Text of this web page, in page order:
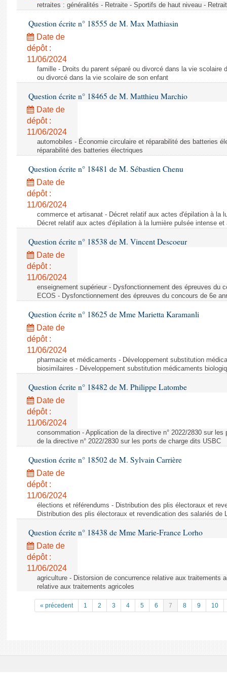
Budget et sécurité sociale
Questions écrites et orales
Comptes rendus des débats
retraites : généralités - Retraite - Sportifs de haut niveau -
Question écrite n° 18555 de M. Max Mathiasin
Date de
dépôt :
11/06/2024
famille - Droits du parent séparé ou divorcé dans la vie scolaire
ou divorcé dans la vie scolaire de son enfant
Question écrite n° 18465 de M. Matthieu Marchio
Date de
dépôt :
11/06/2024
automobiles - Économie circulaire et réparabilité des batteries
réparabilité des batteries électriques
Question écrite n° 18481 de M. Sébastien Chenu
Date de
dépôt :
11/06/2024
commerce et artisanat - Décret relatif aux actes d'épilation à la
Décret relatif aux actes d'épilation à la lumière pulsée intense et
Question écrite n° 18538 de M. Vincent Descoeur
Date de
dépôt :
11/06/2024
enseignement supérieur - Dysfonctionnement des épreuves du
ECOS - Dysfonctionnement des épreuves du concours de 6e
Question écrite n° 18625 de Mme Marietta Karamanli
Date de
dépôt :
11/06/2024
pharmacie et médicaments - Développement substitution
biosimilaires - Développement substitution médicaments
Question écrite n° 18482 de M. Philippe Latombe
Date de
dépôt :
11/06/2024
consommation - Application de la directive n° 2022/2830 sur
de la directive n° 2022/2830 sur les ports de charge dits USBC
Question écrite n° 18502 de M. Sylvain Carrière
Date de
dépôt :
11/06/2024
élections et référendums - Distribution des plis électoraux et
Distribution des plis électoraux et revendication des salariés de
Question écrite n° 18438 de Mme Marie-France Lorho
Date de
dépôt :
11/06/2024
agriculture - Distorsion de concurrence relative aux traitements
relative aux traitements agricoles
« précedent 1 2 3 4 5 6 7 8 9 10